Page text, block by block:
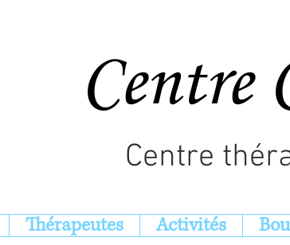
Centre
Centre
Thérapeutes Activités